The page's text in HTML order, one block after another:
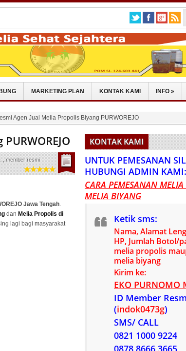
MARKETING PLAN KONTAK KAMI INFO »
Agen Jual Melia Propolis Biyang PURWOREJO
,member resmi
Jawa Tengah.
dan Melia Propolis di
lagi bagi masyarakat
KONTAK KAMI
UNTUK PEMESANAN
HUBUNGI ADMIN KAMI:
CARA PEMESANAN
MELIA BIYANG
Ketik sms:
Nama, Alamat
HP, Jumlah Botol/
melia propolis
melia biyang
Kirim ke:
EKO PURNOMO
ID Member
(indok0473g)
SMS/ CALL
0821 1000 9224
0878 8666 3665